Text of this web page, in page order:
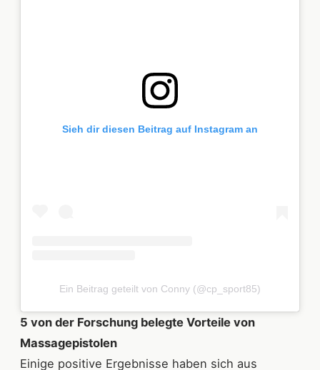
Sieh dir diesen Beitrag auf Instagram an
Ein Beitrag geteilt von Conny (@cp_sport85)
5 von der Forschung belegte Vorteile von
Massagepistolen
Einige positive Ergebnisse haben sich aus